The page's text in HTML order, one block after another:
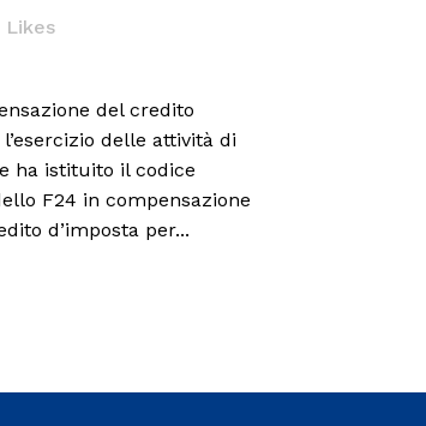
Likes
del credito
delle attività di
ha istituito il codice
F24 in compensazione
d’imposta per...